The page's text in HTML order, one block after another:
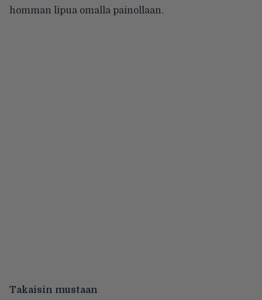
homman lipua omalla painollaan.
Takaisin mustaan